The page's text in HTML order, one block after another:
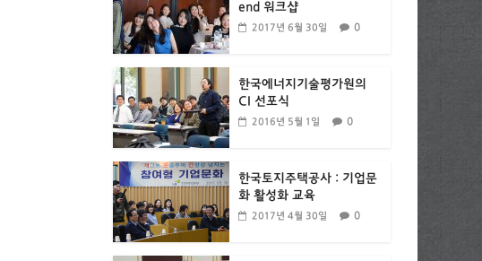
end 워크샵
2017년 6월 30일 0
한국에너지기술평가원의
CI 선포식
2016년 5월 1일 0
한국토지주택공사 : 기업문
화 활성화 교육
2017년 4월 30일 0